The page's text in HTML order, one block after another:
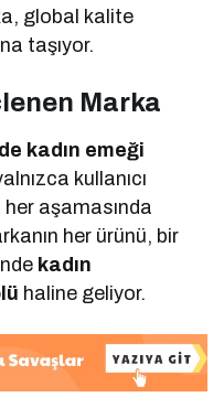
global kalite
taşıyor.
Marka
kadın emeği
kullanıcı
aşamasında
her ürünü, bir
kadın
haline geliyor.